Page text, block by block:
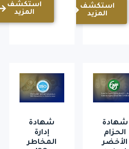
استكشف
المزيد
استكشف
المزيد
شهادة
الحزام
الأخضر
شهادة
إدارة
المخاطر